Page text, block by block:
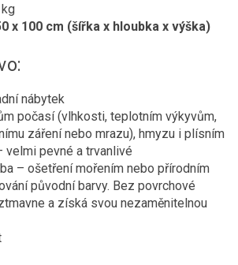
x 100 cm (šířka x hloubka x výška)
nábytek
počasí (vlhkosti, teplotním výkyvům,
záření nebo mrazu), hmyzu i plísním
velmi pevné a trvanlivé
– ošetření mořením nebo přírodním
původní barvy. Bez povrchové
a získá svou nezaměnitelnou